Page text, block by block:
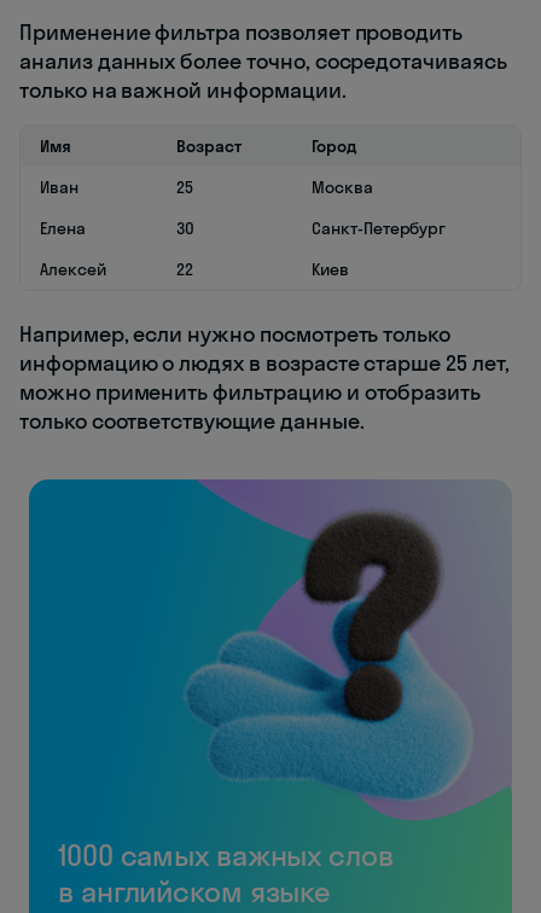
Применение фильтра позволяет проводить
анализ данных более точно, сосредотачиваясь
только на важной информации.
Имя Возраст
Город
Иван
25
Москва
Елена
30
Санкт-Петербург
Алексей
22 Киев
Например, если нужно посмотреть только
информацию о людях в возрасте старше 25 лет,
можно применить фильтрацию и отобразить
только соответствующие данные.
1000 самых важных слов
в английском языке